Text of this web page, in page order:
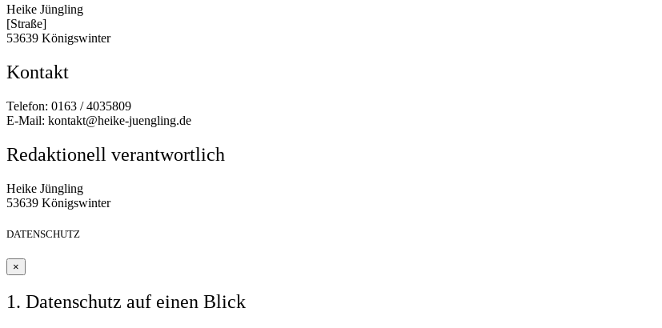
Heike Jüngling
[Straße]
53639 Königswinter
Kontakt
Telefon: 0163 / 4035809
E-Mail: kontakt@heike-juengling.de
Redaktionell verantwortlich
Heike Jüngling
53639 Königswinter
DATENSCHUTZ
×
1. Datenschutz auf einen Blick